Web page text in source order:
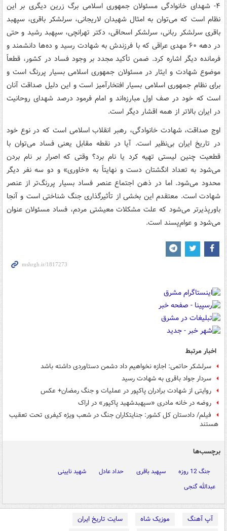
۴- شهدای خانوادگی مسئولان جمهوری اسلامی برگ زرین دیگری بر این
نظام است که می‌توان به امثال شهیدان لاریجانی، سرلشکر باقری، سپهبد
باقری سرلشکر ربانی، سرلشکر اسحاقی، دکتر تهرانچی، سپهبد رشید و حتی
در دهه ۶۰ مهدی عراقی که با فرزندش به شهادت رسید و ده‌ها دانشمند و
فرمانده دیگر اشاره کرد. ضمن تأکید مجدد بر وجود فساد در کشور، قطعاً
موضوع شهادت و ایثار در مسئولان جمهوری اسلامی بسیار پررنگ است و
برای نظام جمهوری اسلامی بسیار افتخارآمیز است و این دلیل صداقت آنان
است که خود در صف اول مبارزه‌اند و امام فرمود درصد شهدای روحانیت
در ایران بالاتر از همه اقشار دیگر است.
اوج صداقت، شهادت خانوادگی، رهبر انقلاب اسلامی است که در نوع خود
در تاریخ ایران بی‌نظیر است. آیا در نقطه مقابل یعنی فساد می‌توان با
قطعیت چنین لیستی تهیه کرد یا نام برد؟ وقتی که اصرار بر نام بردن
می‌شود به تعداد انگشتان دست و نهایتاً به «خاوری» و دو سه نفر دیگر
محدود می‌شود. اما در ذهن اجتماع عنصر فساد بسیار پررنگ‌تر از عنصر
شهادت است. معتقدم این بخشی از تأثیرگذاری جنگ شناختی است و آنجا
باورپذیرتر می‌شود که علت مشکلات معیشتی مردم، فساد مسئولان عنوان
می‌شود و عوام‌پسند است.
اخبار مرتبط
سرلشکر حاتمی: اجازه نخواهیم داد دشمن دستاوردی داشته باشد
سردار جواد باقری به شهادت رسید
روایتی از شهادت برادران پاکپور در عملیات و جنگ رمضان+ عکس
روضه‌ در خانه مادری «سپهبدشهید پاکپور» در اراک
فیلم/ دادستان کل کشور: جنایتکاران جنگ در شعب ویژه کیفری تحت تعقیب
هستند
برچسب‌ها
جنگ 12 روزه سپهبد باقری حداد عادل
شهید نایینی
عبدالله گنجی
آپ آهنگ موزیک شاه
سایت تاریخ ایران